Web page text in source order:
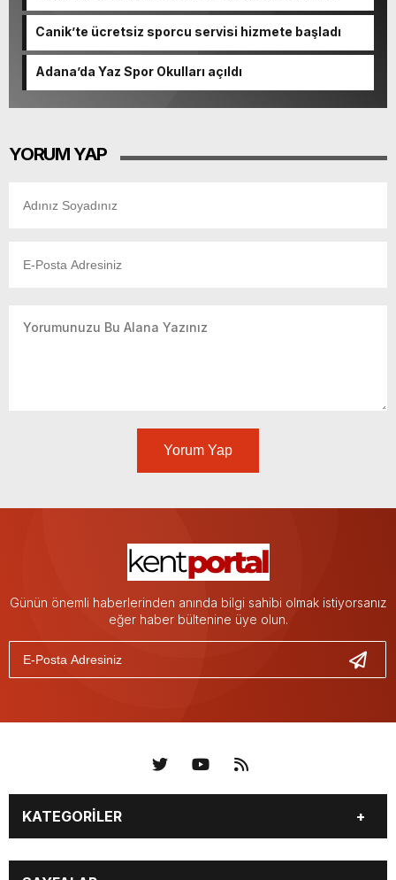
Canik’te ücretsiz sporcu servisi hizmete başladı
Adana’da Yaz Spor Okulları açıldı
YORUM YAP
Yorum Yap
Günün önemli haberlerinden anında bilgi sahibi olmak istiyorsanız
eğer haber bültenine üye olun.
KATEGORİLER
KÜNYE BİZE ULAŞIN